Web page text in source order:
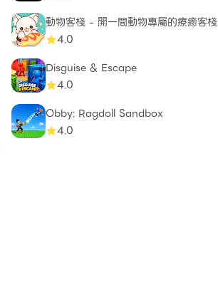
動物客棧 - 開一間動物專屬的療癒客棧
4.0
Disguise & Escape
4.0
Obby: Ragdoll Sandbox
4.0